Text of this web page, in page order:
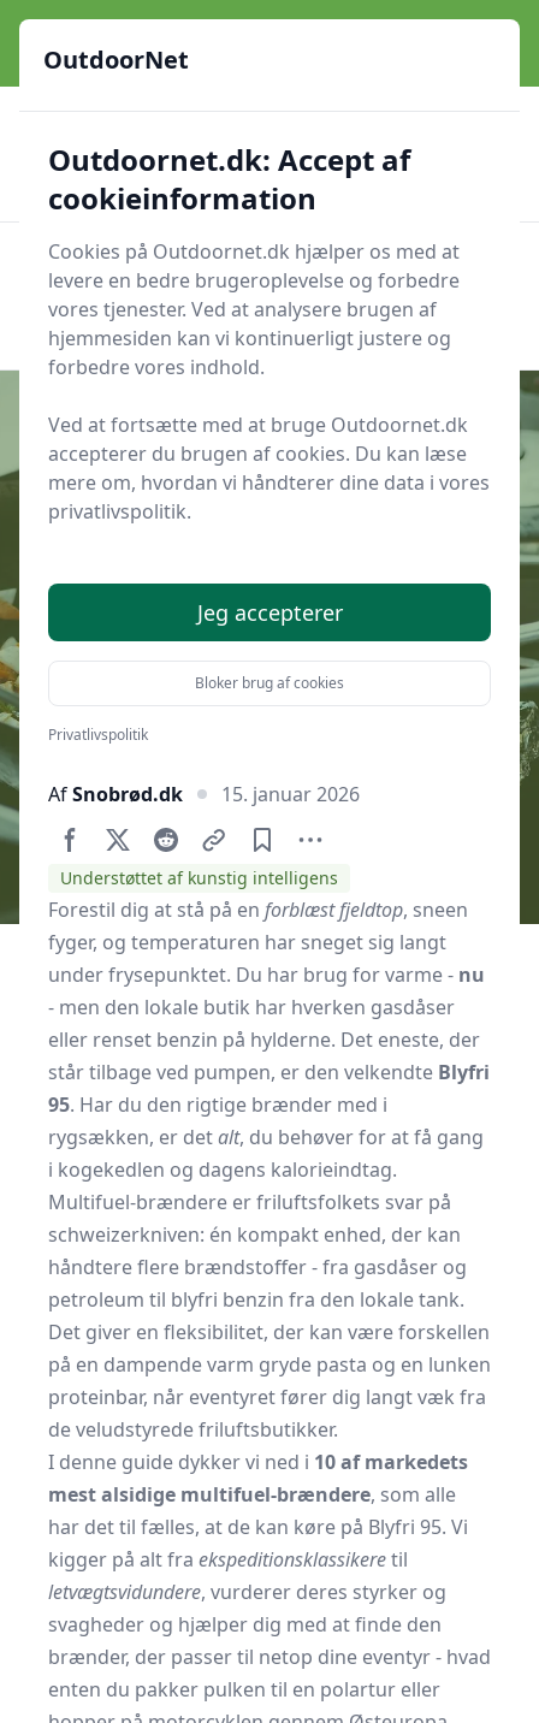
OutdoorNet - Inspiration, guides og grej til livet under åben
himmel
23 produktyper 🔐Sikker nethandel
Verificerede webshops
OutdoorNet
Søg nu
Søg nu
Udgivet iUdstyr
10 multifuel-brændere, der kan
AfSnobrød.dk 15. januar 2026
Understøttet af kunstig intelligens
Forestil dig at stå på en forblæst fjeldtop, sneen
fyger, og temperaturen har sneget sig langt
under frysepunktet. Du har brug for varme - nu
- men den lokale butik har hverken gasdåser
eller renset benzin på hylderne. Det eneste, der
står tilbage ved pumpen, er den velkendte Blyfri
95. Har du den rigtige brænder med i
rygsækken, er detalt, du behøver for at få gang
i kogekedlen og dagens kalorieindtag.
Multifuel-brændere er friluftsfolkets svar på
schweizerkniven: én kompakt enhed, der kan
håndtere flere brændstoffer - fra gasdåser og
petroleum til blyfri benzin fra den lokale tank.
Det giver en fleksibilitet, der kan være forskellen
på en dampende varm gryde pasta og en lunken
proteinbar, når eventyret fører dig langt væk fra
de veludstyrede friluftsbutikker.
I denne guide dykker vi ned i 10 af markedets
mest alsidige multifuel-brændere, som alle
har det til fælles, at de kan køre på Blyfri 95. Vi
kigger på alt fra ekspeditionsklassikeretil
letvægtsvidundere, vurderer deres styrker og
svagheder og hjælper dig med at finde den
brænder, der passer til netop dine eventyr - hvad
enten du pakker pulken til en polartur eller
OutdoorNet
Outdoornet.dk: Accept af
cookieinformation
Cookies på Outdoornet.dk hjælper os med at
levere en bedre brugeroplevelse og forbedre
vores tjenester. Ved at analysere brugen af
hjemmesiden kan vi kontinuerligt justere og
forbedre vores indhold.
Ved at fortsætte med at bruge Outdoornet.dk
accepterer du brugen af cookies. Du kan læse
mere om, hvordan vi håndterer dine data i vores
privatlivspolitik.
Jeg accepterer
Bloker brug af cookies
Privatlivspolitik